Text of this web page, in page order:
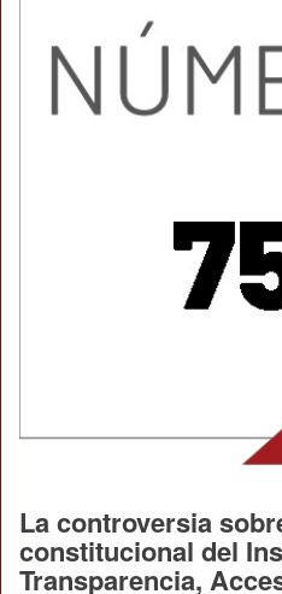
La controversia
constitucional del
Transparencia,